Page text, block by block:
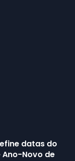
datas do
Ano-Novo de